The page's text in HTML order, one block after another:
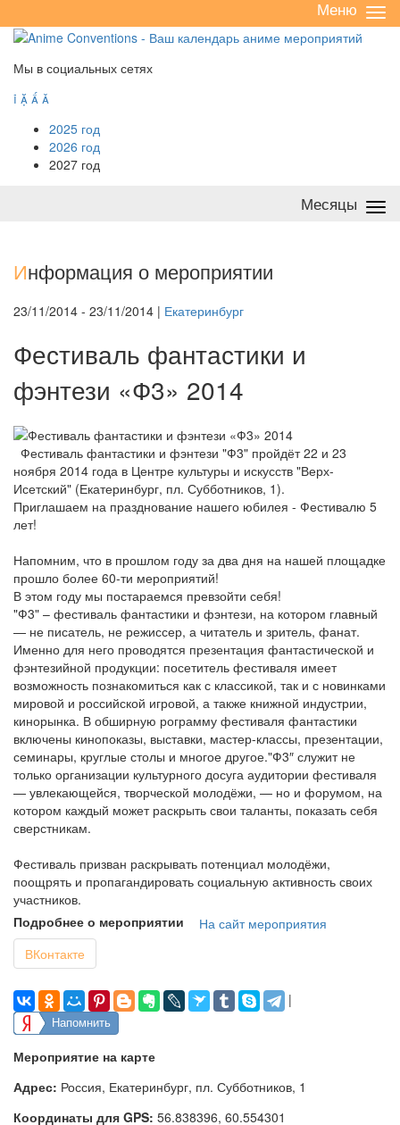
/
Меню
Мы в социальных сетях
   
2025 год
2026 год
2027 год
Месяцы
Информация о мероприятии
23/11/2014 - 23/11/2014 | Екатеринбург
Фестиваль фантастики и
фэнтези «Ф3» 2014
Фестиваль фантастики и фэнтези "Ф3" пройдёт 22 и 23
ноября 2014 года в Центре культуры и искусств "Верх-
Исетский" (Екатеринбург, пл. Субботников, 1).
Приглашаем на празднование нашего юбилея - Фестивалю 5
лет!
Напомним, что в прошлом году за два дня на нашей площадке
прошло более 60-ти мероприятий!
В этом году мы постараемся превзойти себя!
"Ф3" – фестиваль фантастики и фэнтези, на котором главный
— не писатель, не режиссер, а читатель и зритель, фанат.
Именно для него проводятся презентация фантастической и
фэнтезийной продукции: посетитель фестиваля имеет
возможность познакомиться как с классикой, так и с новинками
мировой и российской игровой, а также книжной индустрии,
кинорынка. В обширную рограмму фестиваля фантастики
включены кинопоказы, выставки, мастер-классы, презентации,
семинары, круглые столы и многое другое."Ф3″ служит не
только организации культурного досуга аудитории фестиваля
— увлекающейся, творческой молодёжи, — но и форумом, на
котором каждый может раскрыть свои таланты, показать себя
сверстникам.
Фестиваль призван раскрывать потенциал молодёжи,
поощрять и пропагандировать социальную активность своих
участников.
Подробнее о мероприятии
На сайт мероприятия
ВКонтакте
|
Напомнить
Мероприятие на карте
Адрес: Россия, Екатеринбург, пл. Субботников, 1
Координаты для GPS: 56.838396, 60.554301